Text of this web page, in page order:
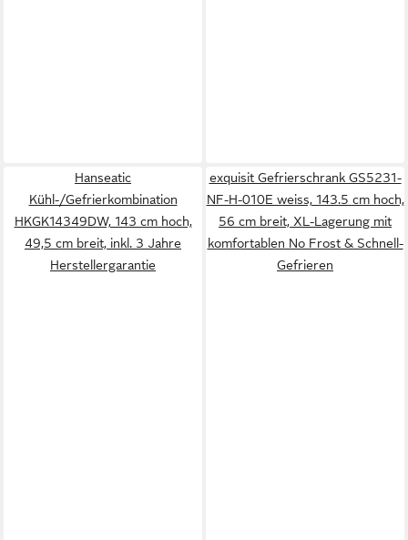
Hanseatic
Kühl-/Gefrierkombination
HKGK14349DW, 143 cm hoch,
49,5 cm breit, inkl. 3 Jahre
Herstellergarantie
exquisit Gefrierschrank GS5231-
NF-H-010E weiss, 143.5 cm hoch,
56 cm breit, XL-Lagerung mit
komfortablen No Frost & Schnell-
Gefrieren